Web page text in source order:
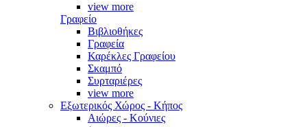
view more
Γραφείο
Βιβλιοθήκες
Γραφεία
Καρέκλες Γραφείου
Σκαμπό
Συρταριέρες
view more
Εξωτερικός Χώρος - Κήπος
Αιώρες - Κούνιες